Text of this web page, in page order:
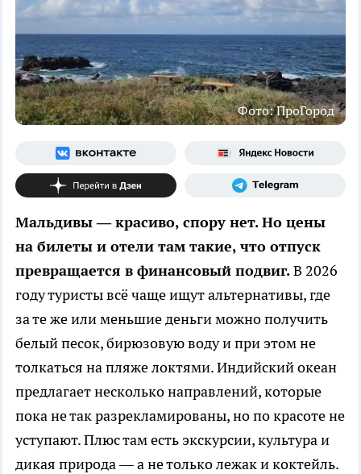
Фото: ПроГород
Мальдивы — красиво, спору нет. Но цены
на билеты и отели там такие, что отпуск
превращается в финансовый подвиг.В 2026
году туристы всё чаще ищут альтернативы, где
за те же или меньшие деньги можно получить
белый песок, бирюзовую воду и при этом не
толкаться на пляже локтями. Индийский океан
предлагает несколько направлений, которые
пока не так разрекламированы, но по красоте не
уступают. Плюс там есть экскурсии, культура и
дикая природа — а не только лежак и коктейль.